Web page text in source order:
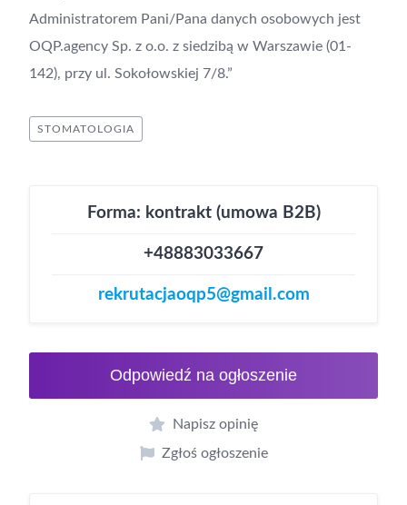
Administratorem Pani/Pana danych osobowych jest
OQP.agency Sp. z o.o. z siedzibą w Warszawie (01-
142), przy ul. Sokołowskiej 7/8.”
STOMATOLOGIA
Forma: kontrakt (umowa B2B)
+48883033667
rekrutacjaoqp5@gmail.com
Odpowiedź na ogłoszenie
Napisz opinię
Zgłoś ogłoszenie